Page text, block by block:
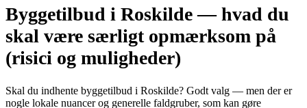
Byggetilbud i Roskilde — hvad du
skal være særligt opmærksom på
(risici og muligheder)
Skal du indhente byggetilbud i Roskilde? Godt valg — men der er
nogle lokale nuancer og generelle faldgruber, som kan gøre